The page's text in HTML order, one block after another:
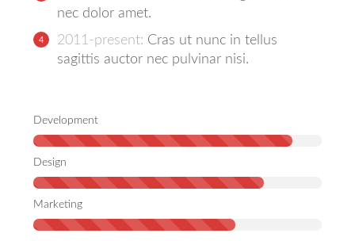
nec dolor amet.
2011-present: Cras ut nunc in tellus
sagittis auctor nec pulvinar nisi.
Development
Design
Marketing